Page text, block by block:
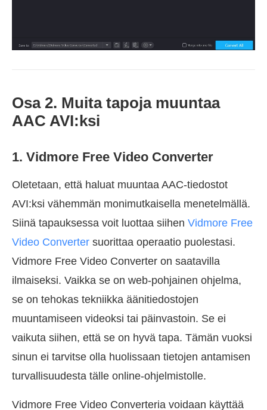
Osa 2. Muita tapoja muuntaa
AAC AVI:ksi
1. Vidmore Free Video Converter
Oletetaan, että haluat muuntaa AAC-tiedostot
AVI:ksi vähemmän monimutkaisella menetelmällä.
Siinä tapauksessa voit luottaa siihen Vidmore Free
Video Converter suorittaa operaatio puolestasi.
Vidmore Free Video Converter on saatavilla
ilmaiseksi. Vaikka se on web-pohjainen ohjelma,
se on tehokas tekniikka äänitiedostojen
muuntamiseen videoksi tai päinvastoin. Se ei
vaikuta siihen, että se on hyvä tapa. Tämän vuoksi
sinun ei tarvitse olla huolissaan tietojen antamisen
turvallisuudesta tälle online-ohjelmistolle.
Vidmore Free Video Converteria voidaan käyttää